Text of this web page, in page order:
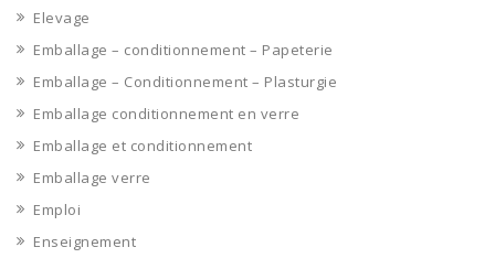
Elevage
Emballage – conditionnement – Papeterie
Emballage – Conditionnement – Plasturgie
Emballage conditionnement en verre
Emballage et conditionnement
Emballage verre
Emploi
Enseignement